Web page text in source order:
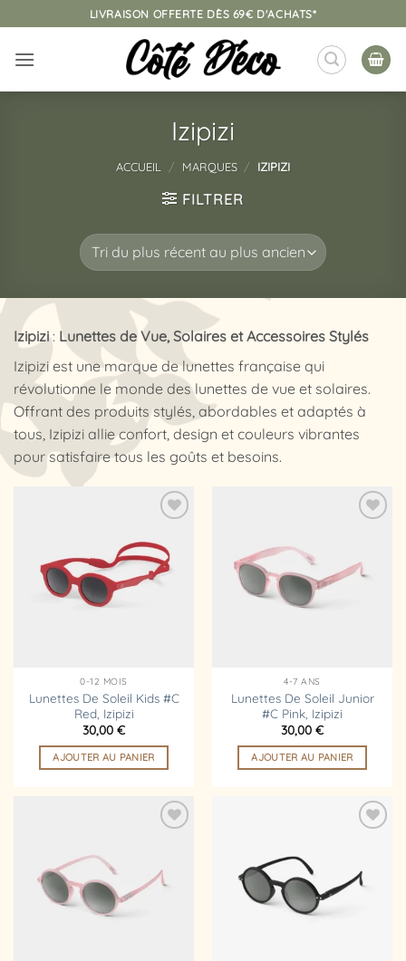
au
contenu
LIVRAISON OFFERTE DÈS 69€ D'ACHATS*
Izipizi
ACCUEIL / MARQUES / IZIPIZI
FILTRER
Izipizi: Lunettes de Vue, Solaires et Accessoires Stylés
Izipizi est une marque de lunettes française qui
révolutionne le monde des lunettes de vue et solaires.
Offrant des produits stylés, abordables et adaptés à
tous, Izipizi allie confort, design et couleurs vibrantes
pour satisfaire tous les goûts et besoins.
à la
liste
d’envies
0-12 MOIS
Lunettes De Soleil Kids #C
Red, Izipizi
30,00 €
AJOUTER AU PANIER
d’envies
4-7 ANS
Lunettes De Soleil Junior
#C Pink, Izipizi
30,00 €
AJOUTER AU PANIER
liste
d’envies
d’envies